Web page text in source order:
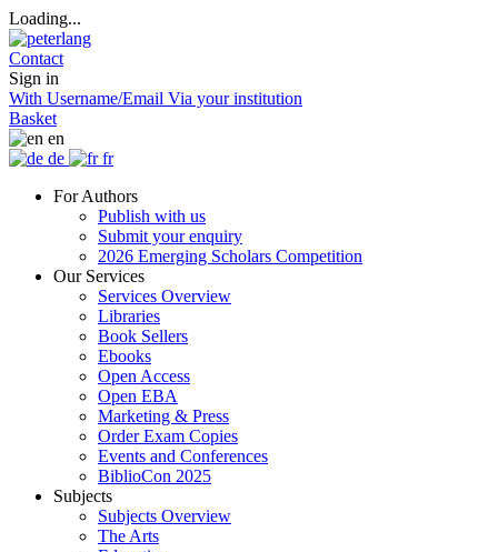
Loading...
Contact
Sign in
With Username/Email Via your institution
Basket
en
de
fr
For Authors
Publish with us
Submit your enquiry
2026 Emerging Scholars Competition
Our Services
Services Overview
Libraries
Book Sellers
Ebooks
Open Access
Open EBA
Marketing & Press
Order Exam Copies
Events and Conferences
BiblioCon 2025
Subjects
Subjects Overview
The Arts